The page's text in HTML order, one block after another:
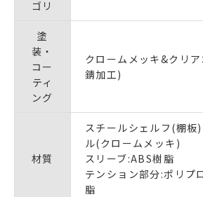
ゴリ
塗
装・
コー
ティ
ング
クロームメッキ&クリ
錆加工)
材質
スチールシェルフ(棚板
ル(クロームメッキ)
スリーブ:ABS樹脂
テンション部分:ポリプ
脂